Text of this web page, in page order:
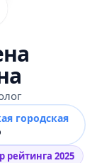
городская
рейтинга 2025